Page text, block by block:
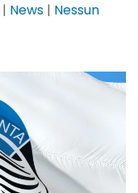
| News | Nessun